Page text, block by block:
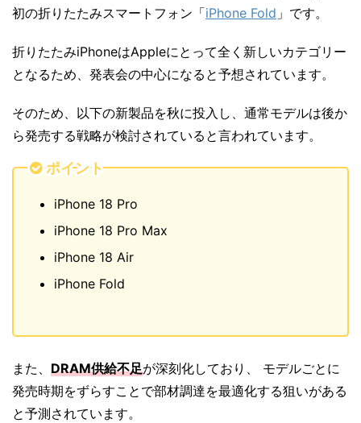
初の折りたたみスマートフォン「iPhone Fold 」です。
折りたたみiPhoneはAppleにとって全く新しいカテゴリー
となるため、発表会の中心になると予想されています。
そのため、以下の新製品を秋に投入し、通常モデルは後か
ら発売する戦略が検討されていると言われています。
ポイント
iPhone 18 Pro
iPhone 18 Pro Max
iPhone 18 Air
iPhone Fold
また、 DRAM供給不足が深刻化しており、 モデルごとに
発売時期をずらすことで部材調達を最適化する狙いがある
と予測されています。